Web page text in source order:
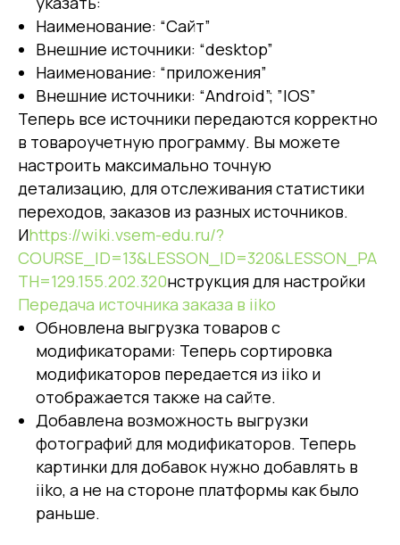
Наименование: “Сайт”
Внешние источники: “desktop”
Наименование: “приложения”
Внешние источники: “Android”; ”IOS”
Теперь все источники передаются корректно
в товароучетную программу. Вы можете
настроить максимально точную
детализацию, для отслеживания статистики
переходов, заказов из разных источников.
Иhttps://wiki.vsem-edu.ru/?
COURSE_ID=13&LESSON_ID=320&LESSON_PA
TH=129.155.202.320нструкция для настройки
Передача источника заказа в iiko
Обновлена выгрузка товаров с
модификаторами: Теперь сортировка
модификаторов передается из iiko и
отображается также на сайте.
Добавлена возможность выгрузки
фотографий для модификаторов. Теперь
картинки для добавок нужно добавлять в
iiko, а не на стороне платформы как было
раньше.